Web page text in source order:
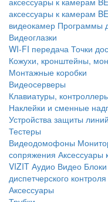
аксессуары к камерам
видеокамер Программы
Видеоглазки
WI-FI передача Точки
Кожухи, кронштейны,
Монтажные коробки
Видеосерверы
Клавиатуры,
Наклейки и сменные
Устройства защиты линий
Тестеры
Видеодомофоны
сопряжения Аксессуары
VIZIT Аудио Видео
диспетчерского контроля
Аксессуары